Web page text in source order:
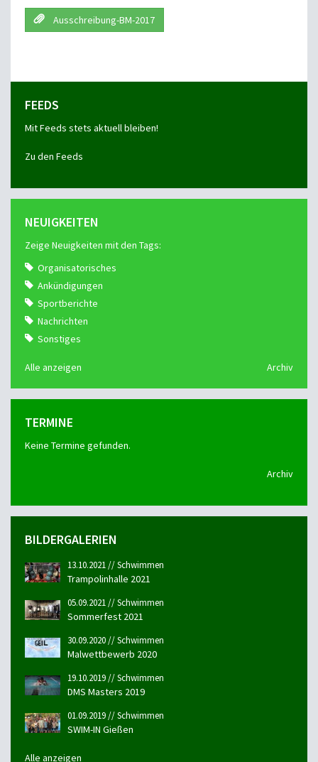
Ausschreibung-BM-2017
FEEDS
Mit Feeds stets aktuell bleiben!
Zu den Feeds
NEUIGKEITEN
Zeige Neuigkeiten mit den Tags:
Organisatorisches
Ankündigungen
Sportberichte
Nachrichten
Sonstiges
Alle anzeigen Archiv
TERMINE
Keine Termine gefunden.
Archiv
BILDERGALERIEN
13.10.2021 // Schwimmen
Trampolinhalle 2021
05.09.2021 // Schwimmen
Sommerfest 2021
30.09.2020 // Schwimmen
Malwettbewerb 2020
19.10.2019 // Schwimmen
DMS Masters 2019
01.09.2019 // Schwimmen
SWIM-IN Gießen
Alle anzeigen